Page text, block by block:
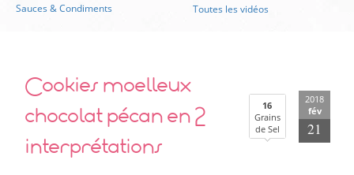
Sauces & Condiments
Toutes les vidéos
Cookies moelleux
chocolat pécan en 2
interprétations
16
Grains
de Sel
2018
fév
21